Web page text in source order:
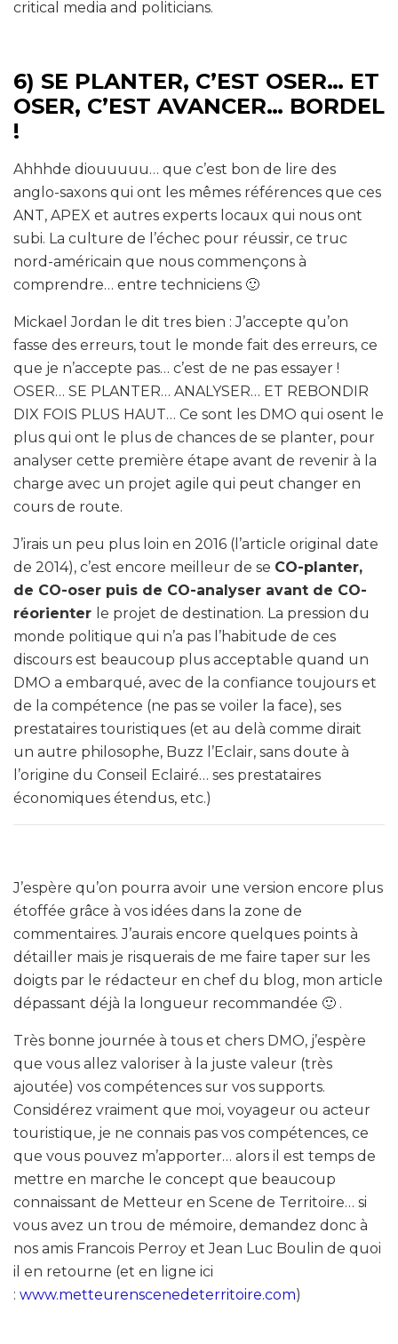
critical media and politicians.
6) SE PLANTER, C’EST OSER… ET
OSER, C’EST AVANCER… BORDEL
!
Ahhhde diouuuuu… que c’est bon de lire des
anglo-saxons qui ont les mêmes références que ces
ANT, APEX et autres experts locaux qui nous ont
subi. La culture de l’échec pour réussir, ce truc
nord-américain que nous commençons à
comprendre… entre techniciens 🙂
Mickael Jordan le dit tres bien : J’accepte qu’on
fasse des erreurs, tout le monde fait des erreurs, ce
que je n’accepte pas… c’est de ne pas essayer !
OSER… SE PLANTER… ANALYSER… ET REBONDIR
DIX FOIS PLUS HAUT… Ce sont les DMO qui osent le
plus qui ont le plus de chances de se planter, pour
analyser cette première étape avant de revenir à la
charge avec un projet agile qui peut changer en
cours de route.
J’irais un peu plus loin en 2016 (l’article original date
de 2014), c’est encore meilleur de se CO-planter,
de CO-oser puis de CO-analyser avant de CO-
réorienter le projet de destination. La pression du
monde politique qui n’a pas l’habitude de ces
discours est beaucoup plus acceptable quand un
DMO a embarqué, avec de la confiance toujours et
de la compétence (ne pas se voiler la face), ses
prestataires touristiques (et au delà comme dirait
un autre philosophe, Buzz l’Eclair, sans doute à
l’origine du Conseil Eclairé… ses prestataires
économiques étendus, etc.)
J’espère qu’on pourra avoir une version encore plus
étoffée grâce à vos idées dans la zone de
commentaires. J’aurais encore quelques points à
détailler mais je risquerais de me faire taper sur les
doigts par le rédacteur en chef du blog, mon article
dépassant déjà la longueur recommandée 🙂 .
Très bonne journée à tous et chers DMO, j’espère
que vous allez valoriser à la juste valeur (très
ajoutée) vos compétences sur vos supports.
Considérez vraiment que moi, voyageur ou acteur
touristique, je ne connais pas vos compétences, ce
que vous pouvez m’apporter… alors il est temps de
mettre en marche le concept que beaucoup
connaissant de Metteur en Scene de Territoire… si
vous avez un trou de mémoire, demandez donc à
nos amis Francois Perroy et Jean Luc Boulin de quoi
il en retourne (et en ligne ici
: www.metteurenscenedeterritoire.com)